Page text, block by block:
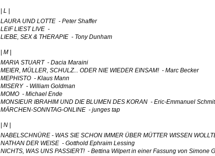
| L |
LAURA UND LOTTE - Peter Shaffer
LEIF LIEST LIVE -
LIEBE, SEX & THERAPIE - Tony Dunham
| M |
MARIA STUART - Dacia Maraini
MEIER, MÜLLER, SCHULZ... ODER NIE WIEDER EINSAM! - Marc Becker
MEPHISTO - Klaus Mann
MISERY - William Goldman
MOMO - Michael Ende
MONSIEUR IBRAHIM UND DIE BLUMEN DES KORAN - Eric-Emmanuel
MÄRCHEN-SONNTAG-ONLINE - junges tap
| N |
NABELSCHNÜRE - WAS SIE SCHON IMMER ÜBER MÜTTER WISSEN
NATHAN DER WEISE - Gotthold Ephraim Lessing
NICHTS, WAS UNS PASSIERT! - Bettina Wilpert in einer Fassung von Simone